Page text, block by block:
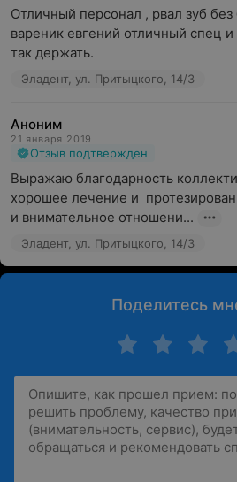
Отличный персонал , рвал зуб без
вареник евгений отличный спец
так держать.
Эладент, ул. Притыцкого, 14/3
Аноним
21 января 2019
Отзыв подтвержден
Выражаю благодарность
хорошее лечение и
и внимательное отношени...
Эладент, ул. Притыцкого, 14/3
Поделитесь